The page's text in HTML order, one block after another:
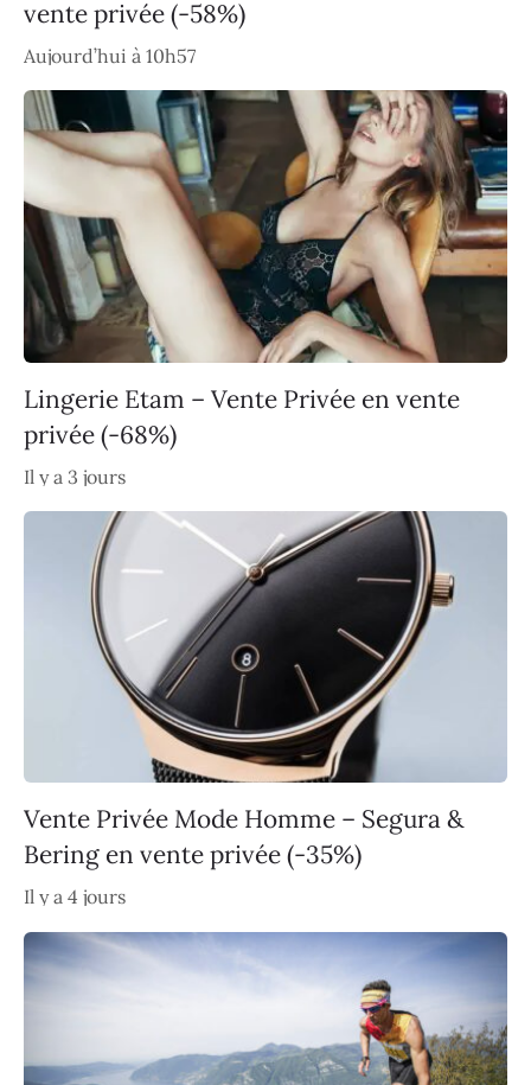
vente privée (-58%)
Aujourd’hui à 10h57
Lingerie Etam – Vente Privée en vente
privée (-68%)
Il y a 3 jours
Vente Privée Mode Homme – Segura &
Bering en vente privée (-35%)
Il y a 4 jours